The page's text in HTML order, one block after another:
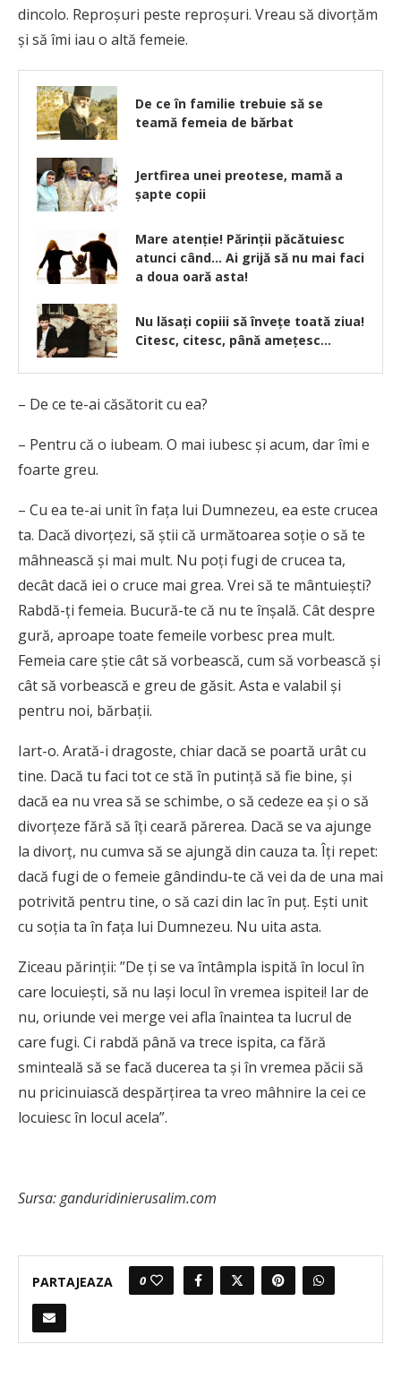
dincolo. Reproșuri peste reproșuri. Vreau să divorțăm
și să îmi iau o altă femeie.
De ce în familie trebuie să se
teamă femeia de bărbat
Jertfirea unei preotese, mamă a
șapte copii
Mare atenție! Părinții păcătuiesc
atunci când… Ai grijă să nu mai faci
a doua oară asta!
Nu lăsați copiii să învețe toată ziua!
Citesc, citesc, până amețesc…
– De ce te-ai căsătorit cu ea?
– Pentru că o iubeam. O mai iubesc și acum, dar îmi e
foarte greu.
– Cu ea te-ai unit în fața lui Dumnezeu, ea este crucea
ta. Dacă divorțezi, să știi că următoarea soție o să te
mâhnească și mai mult. Nu poți fugi de crucea ta,
decât dacă iei o cruce mai grea. Vrei să te mântuiești?
Rabdă-ți femeia. Bucură-te că nu te înșală. Cât despre
gură, aproape toate femeile vorbesc prea mult.
Femeia care știe cât să vorbească, cum să vorbească și
cât să vorbească e greu de găsit. Asta e valabil și
pentru noi, bărbații.
Iart-o. Arată-i dragoste, chiar dacă se poartă urât cu
tine. Dacă tu faci tot ce stă în putință să fie bine, și
dacă ea nu vrea să se schimbe, o să cedeze ea și o să
divorțeze fără să îți ceară părerea. Dacă se va ajunge
la divorț, nu cumva să se ajungă din cauza ta. Îți repet:
dacă fugi de o femeie gândindu-te că vei da de una mai
potrivită pentru tine, o să cazi din lac în puț. Ești unit
cu soția ta în fața lui Dumnezeu. Nu uita asta.
Ziceau părinții: ”De ți se va întâmpla ispită în locul în
care locuiești, să nu lași locul în vremea ispitei! Iar de
nu, oriunde vei merge vei afla înaintea ta lucrul de
care fugi. Ci rabdă până va trece ispita, ca fără
sminteală să se facă ducerea ta și în vremea păcii să
nu pricinuiască despărțirea ta vreo mâhnire la cei ce
locuiesc în locul acela”.
Sursa: ganduridinierusalim.com
PARTAJEAZA 0